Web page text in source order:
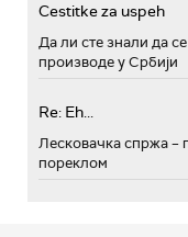
Cestitke za uspeh
Да ли сте знали да
производе у Србији
Re: Eh...
Лесковачка спржа –
пореклом